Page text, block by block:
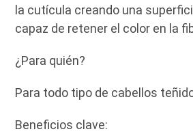
la cutícula creando una
capaz de retener el color en la
¿Para quién?
Para todo tipo de cabellos
Beneficios clave: